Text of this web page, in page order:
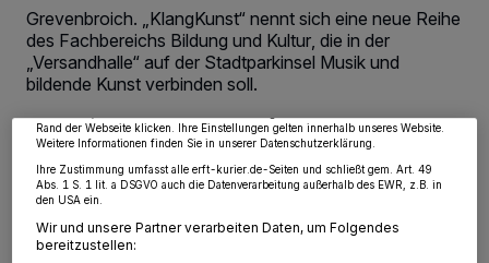
Grevenbroich. „KlangKunst“ nennt sich eine neue Reihe
des Fachbereichs Bildung und Kultur, die in der
„Versandhalle“ auf der Stadtparkinsel Musik und
bildende Kunst verbinden soll.
19.06.2020 , 10:31 Uhr Eine Minute Lesezeit
wie Browserdaten oder eindeutige Kennungen auf Ihrem Gerät zu. Durch Auswahl
von OK aktivieren Sie Tracking-Technologien für die unter „Wir und unsere
Partner verarbeiten Daten, um Ihnen Dienste bereitzustellen“ aufgeführten
Zwecke. Wenn Tracker deaktiviert sind, sind manche Inhalte und Anzeigen
möglicherweise nicht mehr so relevant für Sie. Sie können dieses Menü jederzeit
Rand der Webseite klicken. Ihre Einstellungen gelten innerhalb unseres Website.
Weitere Informationen finden Sie in unserer Datenschutzerklärung.
Ihre Zustimmung umfasst alle erft-kurier.de-Seiten und schließt gem. Art. 49
Abs. 1 S. 1 lit. a DSGVO auch die Datenverarbeitung außerhalb des EWR, z.B. in
den USA ein.
Wir und unsere Partner verarbeiten Daten, um Folgendes
bereitzustellen: